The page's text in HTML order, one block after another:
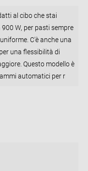
al cibo che stai
W, per pasti sempre
C'è anche una
una flessibilità di
Questo modello è
automatici per r